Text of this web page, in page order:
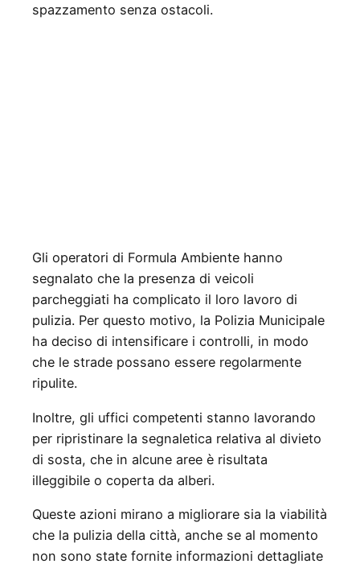
spazzamento senza ostacoli.
Gli operatori di Formula Ambiente hanno
segnalato che la presenza di veicoli
parcheggiati ha complicato il loro lavoro di
pulizia. Per questo motivo, la Polizia Municipale
ha deciso di intensificare i controlli, in modo
che le strade possano essere regolarmente
ripulite.
Inoltre, gli uffici competenti stanno lavorando
per ripristinare la segnaletica relativa al divieto
di sosta, che in alcune aree è risultata
illeggibile o coperta da alberi.
Queste azioni mirano a migliorare sia la viabilità
che la pulizia della città, anche se al momento
non sono state fornite informazioni dettagliate